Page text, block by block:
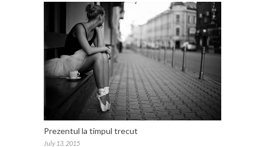
Prezentul la timpul trecut
July 13, 2015